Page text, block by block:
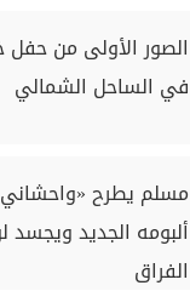
الصور الأولى من
في الساحل الشمالي
مسلم يطرح
ألبومه الجديد ويجسد
الفراق